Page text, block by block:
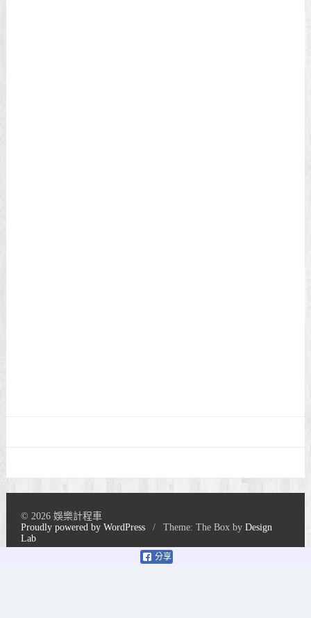
分享
© 2026 娛樂計程車
Proudly powered by WordPress
/ Theme: The Box byDesign
Lab